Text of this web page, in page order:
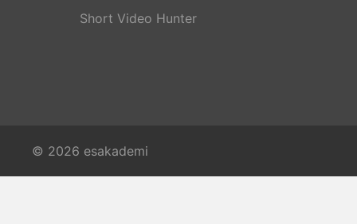
Short Video Hunter
© 2026 esakademi